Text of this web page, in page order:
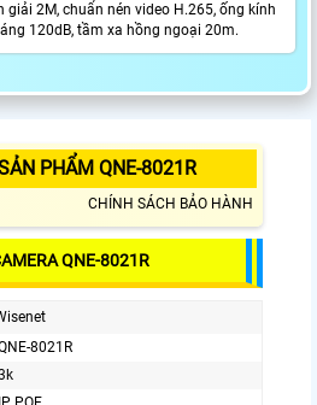
giải 2M, chuẩn nén video H.265, ống kính
120dB, tầm xa hồng ngoại 20m.
PHẨM QNE-8021R
CHÍNH SÁCH BẢO HÀNH
QNE-8021R
8021R